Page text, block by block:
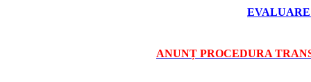
ANUNȚ PROCEDURA